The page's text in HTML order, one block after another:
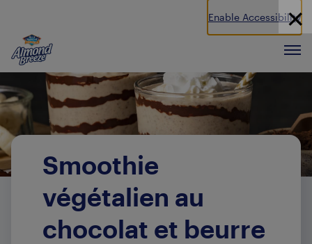
Enable Accessibility
Almond Breeze
Smoothie
végétalien au
chocolat et beurre